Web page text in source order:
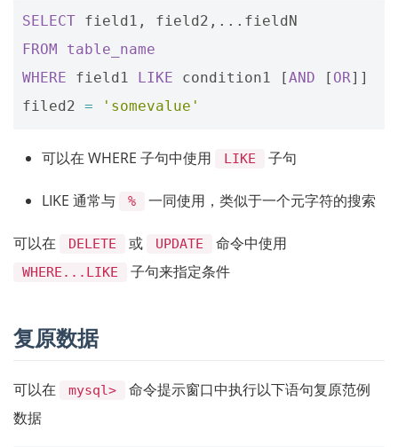
SELECT field1 , field2 ,... fieldN
FROM
table_name
WHERE
field1 LIKE condition1 [AND [ OR]]
filed2 = 'somevalue'
可以在 WHERE 子句中使用 LIKE 子句
LIKE 通常与 % 一同使用，类似于一个元字符的搜索
可以在 DELETE 或 UPDATE 命令中使用
WHERE...LIKE 子句来指定条件
复原数据
可以在 mysql>
命令提示窗口中执行以下语句复原范例
数据